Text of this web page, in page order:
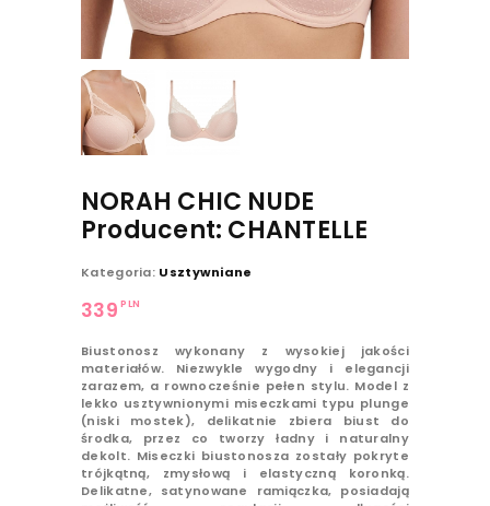
NORAH CHIC NUDE
Producent: CHANTELLE
Kategoria: Usztywniane
339 PLN
Biustonosz wykonany z wysokiej jakości
materiałów. Niezwykle wygodny i elegancji
zarazem, a rownocześnie pełen stylu. Model z
lekko usztywnionymi miseczkami typu plunge
(niski mostek), delikatnie zbiera biust do
środka, przez co tworzy ładny i naturalny
dekolt. Miseczki biustonosza zostały pokryte
trójkątną, zmysłową i elastyczną koronką.
Delikatne, satynowane ramiączka, posiadają